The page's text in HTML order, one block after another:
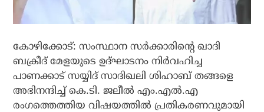
കോഴിക്കോട്: സംസ്ഥാന സര്‍ക്കാരിന്റെ ഖാദി
ബക്രീദ് മേളയുടെ ഉദ്ഘാടനം നിര്‍വഹിച്ച
പാണക്കാട് സയ്യിദ് സാദിഖലി ശിഹാബ് തങ്ങളെ
അഭിനന്ദിച്ച് കെ.ടി. ജലീല്‍ എം.എല്‍.എ
രംഗത്തെത്തിയ വിഷയത്തില്‍ പ്രതികരണവുമായി